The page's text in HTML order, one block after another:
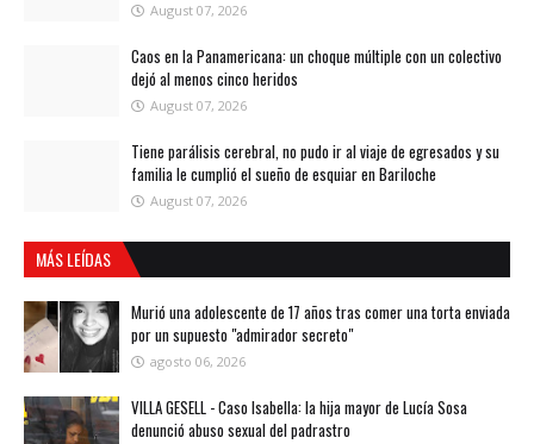
August 07, 2026
Caos en la Panamericana: un choque múltiple con un colectivo
dejó al menos cinco heridos
August 07, 2026
Tiene parálisis cerebral, no pudo ir al viaje de egresados y su
familia le cumplió el sueño de esquiar en Bariloche
August 07, 2026
MÁS LEÍDAS
Murió una adolescente de 17 años tras comer una torta enviada
por un supuesto "admirador secreto"
agosto 06, 2026
VILLA GESELL - Caso Isabella: la hija mayor de Lucía Sosa
denunció abuso sexual del padrastro